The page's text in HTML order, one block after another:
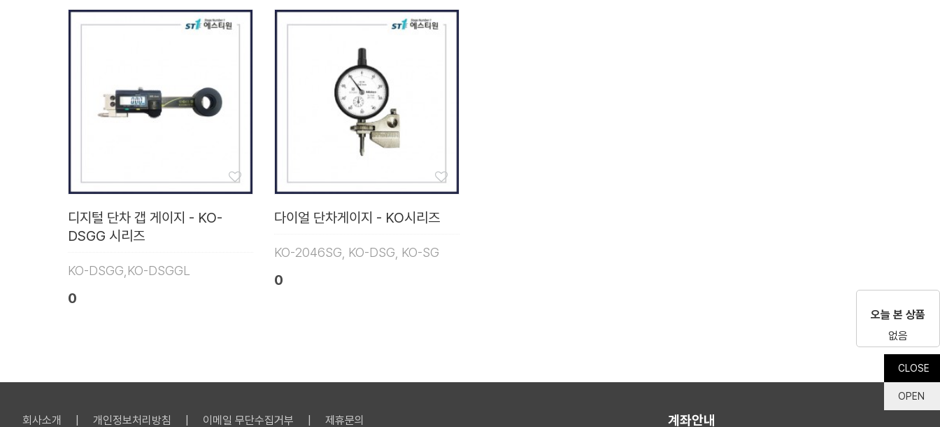
디지털 단차 갭 게이지 - KO-
DSGG 시리즈
KO-DSGG,KO-DSGGL
0
다이얼 단차게이지 - KO시리즈
KO-2046SG, KO-DSG, KO-SG
0
회사소개 개인정보처리방침 이메일 무단수집거부 제휴문의 계좌안내
CLOSE
OPEN
오늘 본 상품
없음